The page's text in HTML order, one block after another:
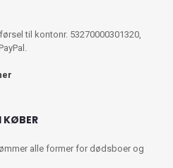
til kontonr. 53270000301320,
KØBER
alle former for dødsboer og